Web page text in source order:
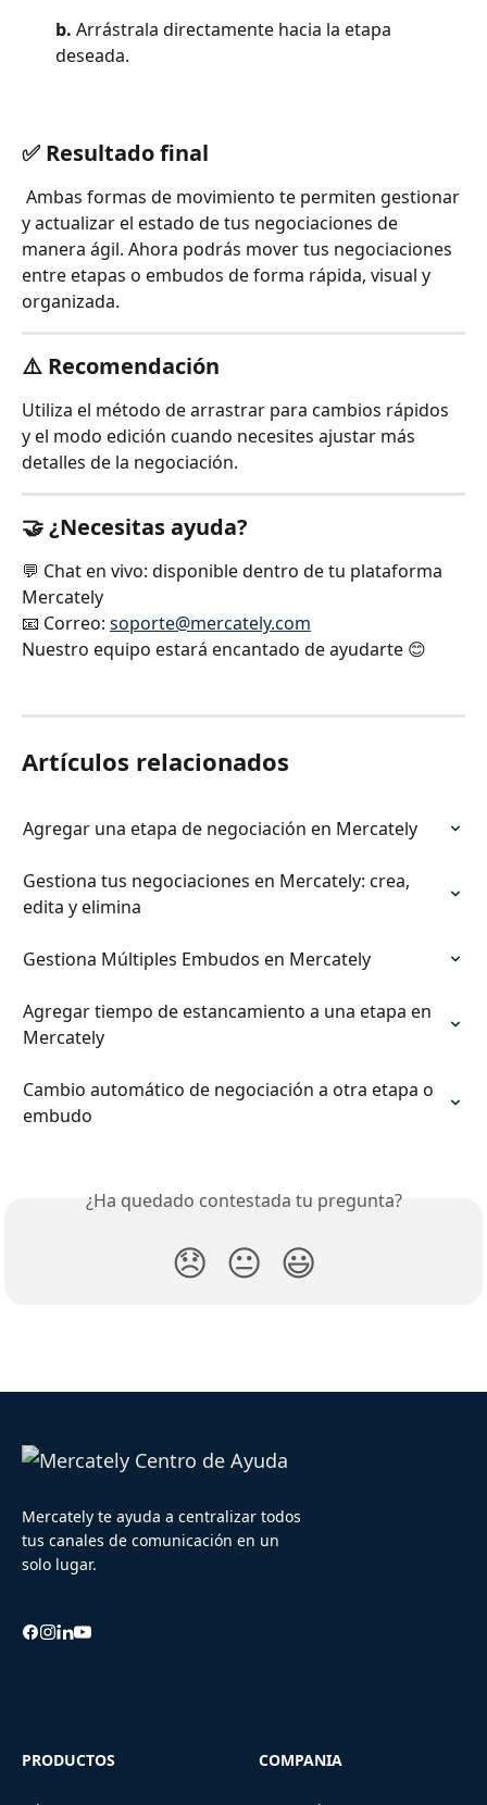
b. Arrástrala directamente hacia la etapa
deseada.
✅ Resultado final
y actualizar el estado de tus negociaciones de
manera ágil. Ahora podrás mover tus negociaciones
entre etapas o embudos de forma rápida, visual y
organizada.
⚠️ Recomendación
Utiliza el método de arrastrar para cambios rápidos
y el modo edición cuando necesites ajustar más
detalles de la negociación.
🤝 ¿Necesitas ayuda?
💬 Chat en vivo: disponible dentro de tu plataforma
Mercately
📧 Correo: soporte@mercately.com
Nuestro equipo estará encantado de ayudarte 😊
Artículos relacionados
Agregar una etapa de negociación en Mercately
Gestiona tus negociaciones en Mercately: crea,
edita y elimina
Gestiona Múltiples Embudos en Mercately
Agregar tiempo de estancamiento a una etapa en
Mercately
Cambio automático de negociación a otra etapa o
embudo
¿Ha quedado contestada tu pregunta?
😞 😐 😃
Mercately te ayuda a centralizar todos
tus canales de comunicación en un
solo lugar.
PRODUCTOS COMPANIA